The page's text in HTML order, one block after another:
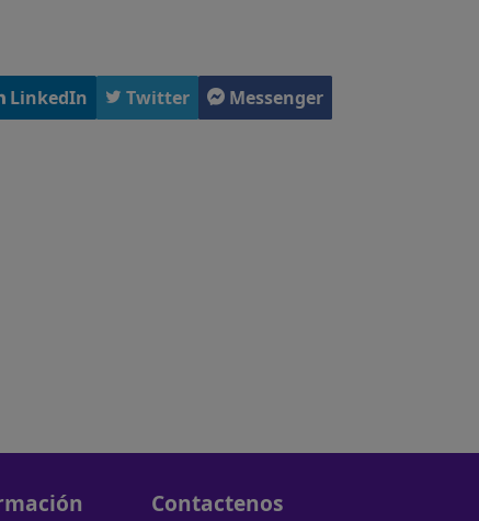
LinkedIn Twitter Messenger
Contactenos